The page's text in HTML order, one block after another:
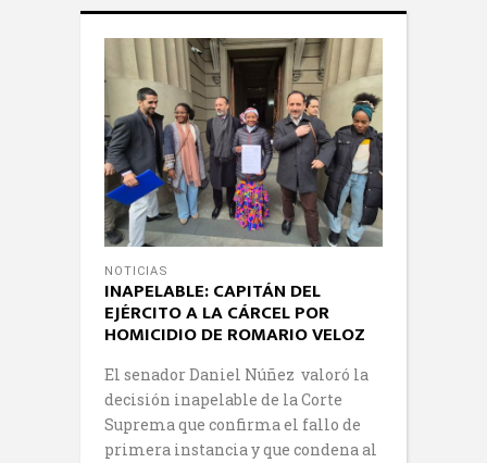
NOTICIAS
INAPELABLE: CAPITÁN DEL
EJÉRCITO A LA CÁRCEL POR
HOMICIDIO DE ROMARIO VELOZ
El senador Daniel Núñez valoró la
decisión inapelable de la Corte
Suprema que confirma el fallo de
primera instancia y que condena al